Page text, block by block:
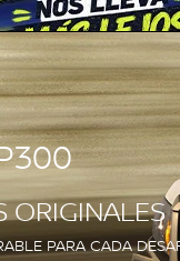
ORIGINALES
PARA CADA